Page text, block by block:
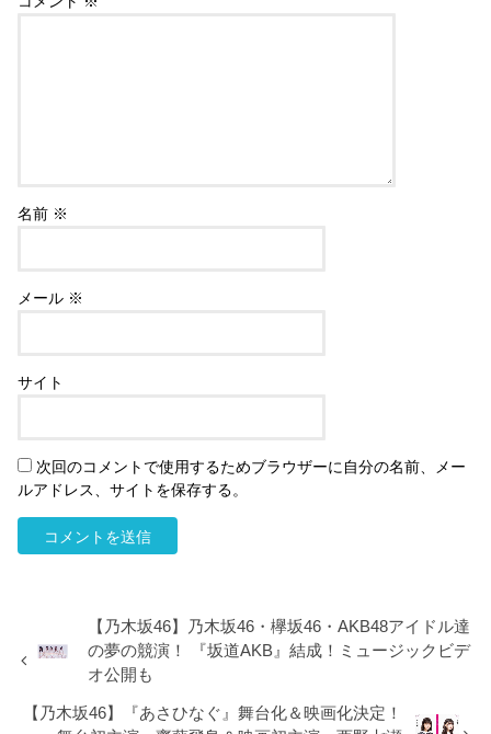
名前 ※
メール ※
サイト
次回のコメントで使用するためブラウザーに自分の名前、メー
ルアドレス、サイトを保存する。
【乃木坂46】乃木坂46・欅坂46・AKB48アイドル達
の夢の競演！ 『坂道AKB』結成！ミュージックビデ
オ公開も
【乃木坂46】『あさひなぐ』舞台化＆映画化決定！